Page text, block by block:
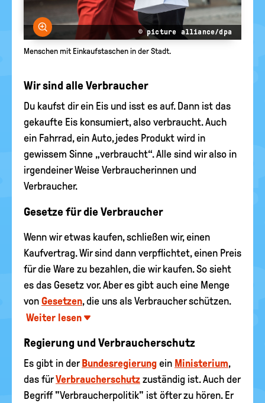
Bild vergrößern
© picture alliance/dpa
Menschen mit Einkaufstaschen in der Stadt.
Wir sind alle Verbraucher
Du kaufst dir ein Eis und isst es auf. Dann ist das
gekaufte Eis konsumiert, also verbraucht. Auch
ein Fahrrad, ein Auto, jedes Produkt wird in
gewissem Sinne „verbraucht“. Alle sind wir also in
irgendeiner Weise Verbraucherinnen und
Verbraucher.
Gesetze für die Verbraucher
Wenn wir etwas kaufen, schließen wir, einen
Kaufvertrag. Wir sind dann verpflichtet, einen Preis
für die Ware zu bezahlen, die wir kaufen. So sieht
es das Gesetz vor. Aber es gibt auch eine Menge
von Gesetzen, die uns als Verbraucher schützen.
Weiter lesen
Regierung und Verbraucherschutz
Es gibt in der Bundesregierung ein Ministerium,
das fürVerbraucherschutz zuständig ist. Auch der
Begriff "Verbraucherpolitik" ist öfter zu hören. Er